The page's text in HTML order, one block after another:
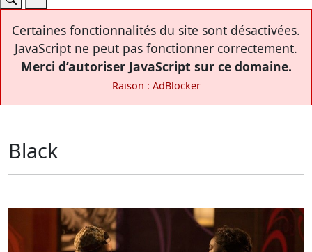
Certaines fonctionnalités du site sont désactivées.
JavaScript ne peut pas fonctionner correctement.
Merci d’autoriser JavaScript sur ce domaine.
Raison : AdBlocker
Black